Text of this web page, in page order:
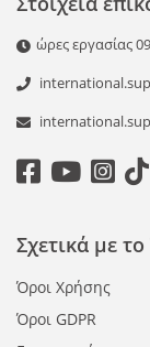
ώρες εργασίας
Σχετικά με
Όροι Χρήσης
Όροι GDPR